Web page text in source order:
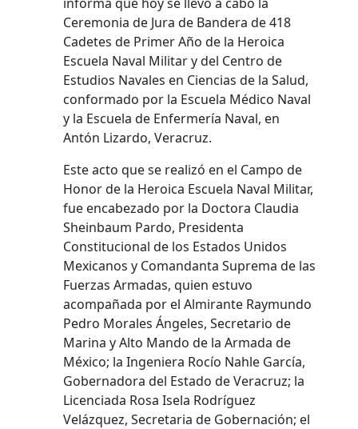
Ceremonia de Jura de Bandera de 418
Cadetes de Primer Año de la Heroica
Escuela Naval Militar y del Centro de
Estudios Navales en Ciencias de la Salud,
conformado por la Escuela Médico Naval
y la Escuela de Enfermería Naval, en
Antón Lizardo, Veracruz.
Este acto que se realizó en el Campo de
Honor de la Heroica Escuela Naval Militar,
fue encabezado por la Doctora Claudia
Sheinbaum Pardo, Presidenta
Constitucional de los Estados Unidos
Mexicanos y Comandanta Suprema de las
Fuerzas Armadas, quien estuvo
acompañada por el Almirante Raymundo
Pedro Morales Ángeles, Secretario de
Marina y Alto Mando de la Armada de
México; la Ingeniera Rocío Nahle García,
Gobernadora del Estado de Veracruz; la
Licenciada Rosa Isela Rodríguez
Velázquez, Secretaria de Gobernación; el